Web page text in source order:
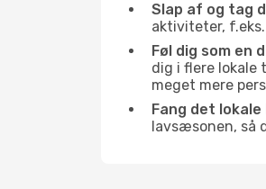
Slap af og tag
aktiviteter,
Føl dig som en
dig i flere lokale
meget mere
Fang det
lavsæsonen, så